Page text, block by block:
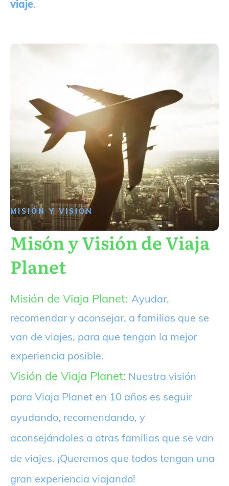
viaje.
MISIÓN Y VISIÓN
Misón y Visión de Viaja
Planet
Misión de Viaja Planet: Ayudar,
recomendar y aconsejar, a familias que se
van de viajes, para que tengan la mejor
experiencia posible.
Visión de Viaja Planet: Nuestra visión
para Viaja Planet en 10 años es seguir
ayudando, recomendando, y
aconsejándoles a otras familias que se van
de viajes. ¡Queremos que todos tengan una
gran experiencia viajando!